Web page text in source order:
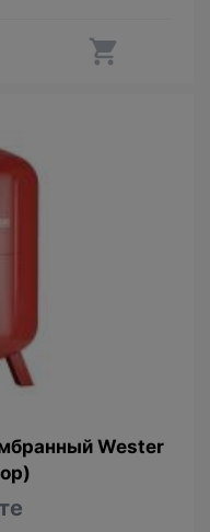
Wester